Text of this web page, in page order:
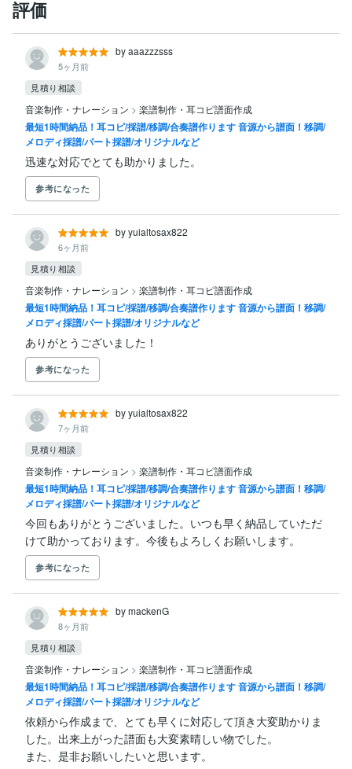
評価
by aaazzzsss
5ヶ月前
見積り相談
音楽制作・ナレーション > 楽譜制作・耳コピ譜面作成
最短1時間納品！耳コピ/採譜/移調/合奏譜作ります 音源から譜面！移調/
メロディ採譜/パート採譜/オリジナルなど
迅速な対応でとても助かりました。
参考になった
by yuialtosax822
6ヶ月前
見積り相談
音楽制作・ナレーション > 楽譜制作・耳コピ譜面作成
最短1時間納品！耳コピ/採譜/移調/合奏譜作ります 音源から譜面！移調/
メロディ採譜/パート採譜/オリジナルなど
ありがとうございました！
参考になった
by yuialtosax822
7ヶ月前
見積り相談
音楽制作・ナレーション > 楽譜制作・耳コピ譜面作成
最短1時間納品！耳コピ/採譜/移調/合奏譜作ります 音源から譜面！移調/
メロディ採譜/パート採譜/オリジナルなど
今回もありがとうございました。いつも早く納品していただ
けて助かっております。今後もよろしくお願いします。
参考になった
by mackenG
8ヶ月前
見積り相談
音楽制作・ナレーション > 楽譜制作・耳コピ譜面作成
最短1時間納品！耳コピ/採譜/移調/合奏譜作ります 音源から譜面！移調/
メロディ採譜/パート採譜/オリジナルなど
依頼から作成まで、とても早くに対応して頂き大変助かりま
した。出来上がった譜面も大変素晴しい物でした。
また、是非お願いしたいと思います。